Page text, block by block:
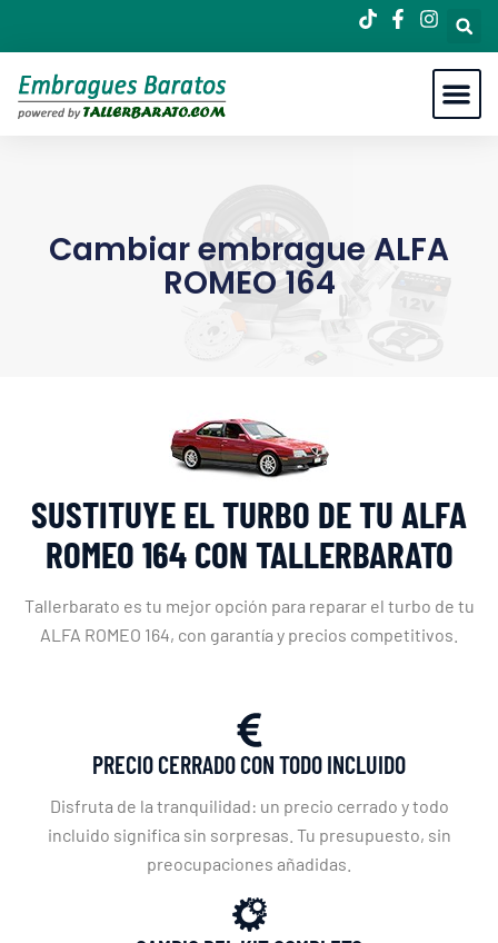
Cambiar embrague ALFA
ROMEO 164
SUSTITUYE EL TURBO DE TU ALFA
ROMEO 164 CON TALLERBARATO
Tallerbarato es tu mejor opción para reparar el turbo de tu
ALFA ROMEO 164, con garantía y precios competitivos.
PRECIO CERRADO CON TODO INCLUIDO
Disfruta de la tranquilidad: un precio cerrado y todo
incluido significa sin sorpresas. Tu presupuesto, sin
preocupaciones añadidas.